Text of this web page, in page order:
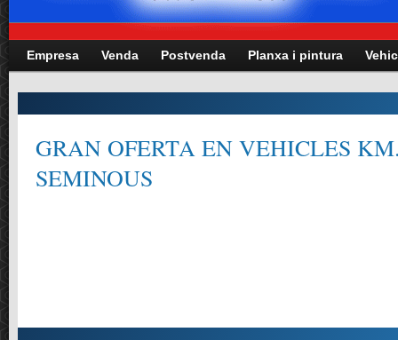
Empresa Venda Postvenda Planxa i pintura
GRAN OFERTA EN VEHICLES
SEMINOUS